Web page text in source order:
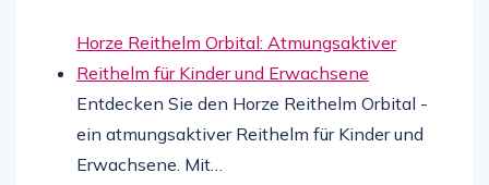
Horze Reithelm Orbital: Atmungsaktiver
Reithelm für Kinder und Erwachsene
Entdecken Sie den Horze Reithelm Orbital -
ein atmungsaktiver Reithelm für Kinder und
Erwachsene. Mit…